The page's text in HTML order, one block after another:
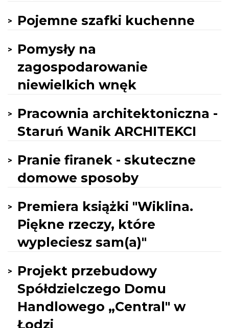
Pojemne szafki kuchenne
Pomysły na
zagospodarowanie
niewielkich wnęk
Pracownia architektoniczna -
Staruń Wanik ARCHITEKCI
Pranie firanek - skuteczne
domowe sposoby
Premiera książki "Wiklina.
Piękne rzeczy, które
wypleciesz sam(a)"
Projekt przebudowy
Spółdzielczego Domu
Handlowego „Central" w
Łodzi